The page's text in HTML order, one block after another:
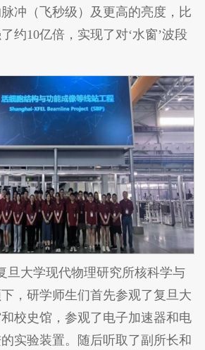
冲（飞秒级）及更高的亮度，比
约10亿倍，实现了对‘水窗’波段
旦大学现代物理研究所核科学与
，研学师生们首先参观了复旦大
校史馆，参观了电子加速器和电
实验装置。随后听取了副所长和